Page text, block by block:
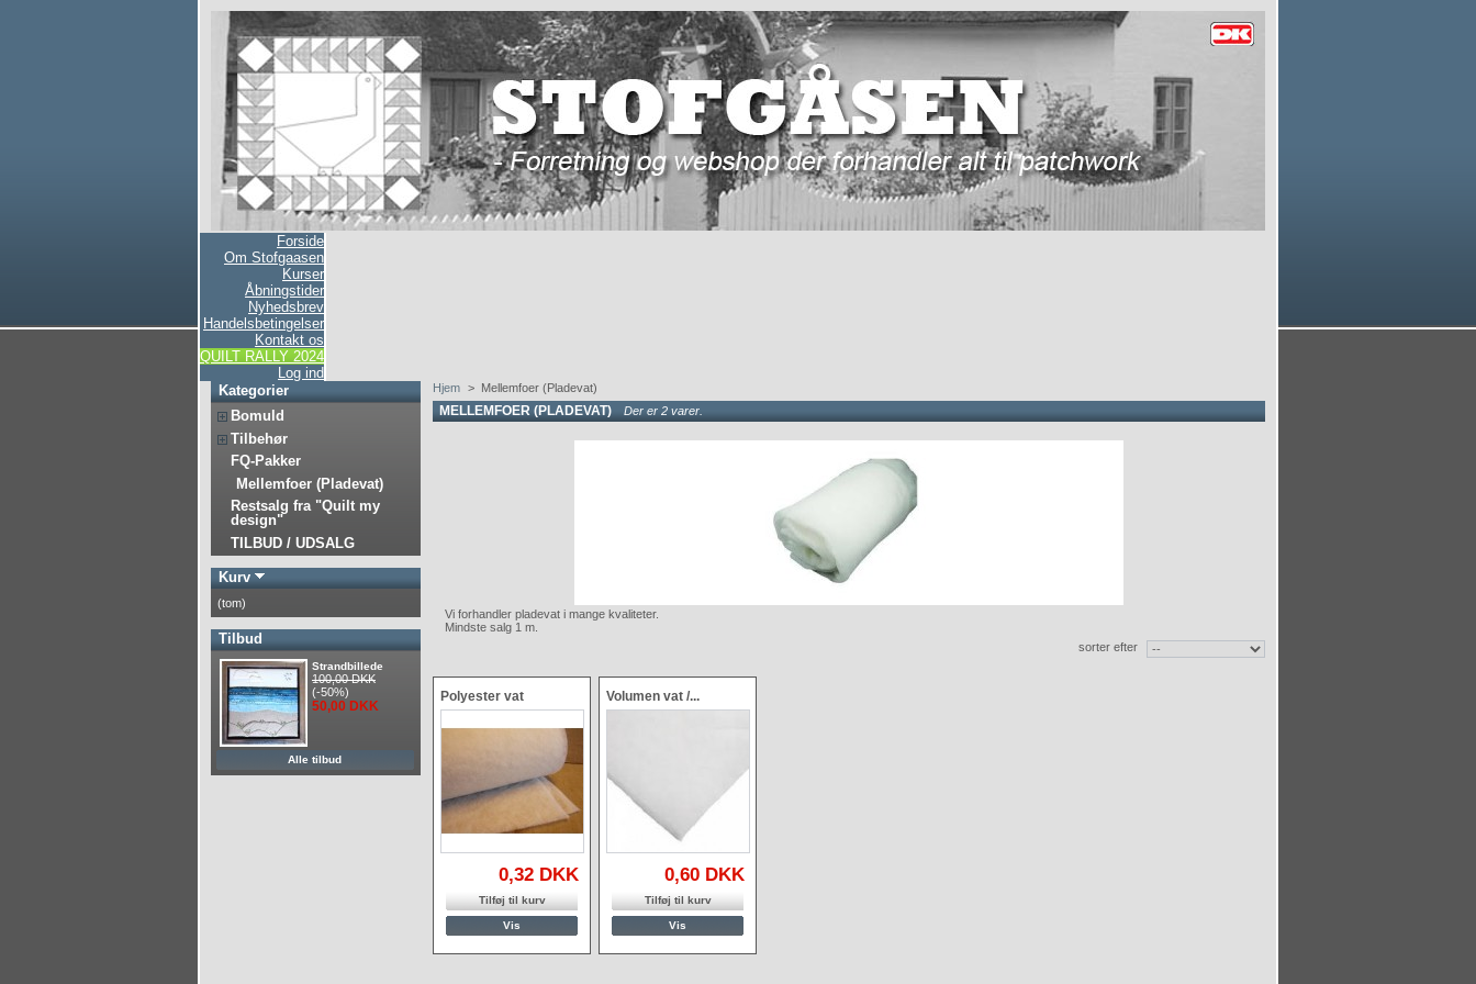
Forside
Om Stofgaasen
Kurser
Åbningstider
Nyhedsbrev
Handelsbetingelser
Kontakt os
QUILT RALLY 2024
Log ind
Kategorier
Bomuld
Tilbehør
FQ-Pakker
Mellemfoer (Pladevat)
Restsalg fra "Quilt my
design"
TILBUD / UDSALG
Kurv
(tom)
Tilbud
Strandbillede
100,00 DKK
(-50%)
50,00 DKK
Alle tilbud
Hjem > Mellemfoer (Pladevat)
MELLEMFOER (PLADEVAT) Der er 2 varer.
Vi forhandler pladevat i mange kvaliteter.
Mindste salg 1 m.
sorter efter
Polyester vat
0,32 DKK
Tilføj til kurv
Vis
Volumen vat /...
0,60 DKK
Tilføj til kurv
Vis